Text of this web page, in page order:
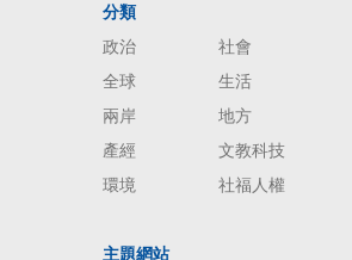
分類
政治
社會
全球
生活
兩岸
地方
產經
文教科技
環境
社福人權
主題網站